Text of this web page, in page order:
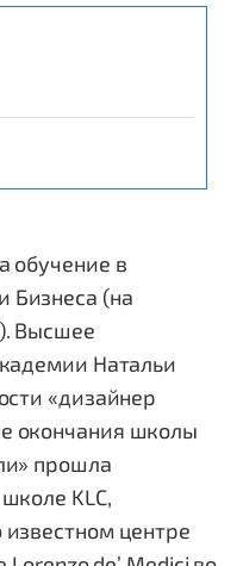
обучение в
(на
Высшее
Натальи
«дизайнер
окончания школы
прошла
KLC,
центре